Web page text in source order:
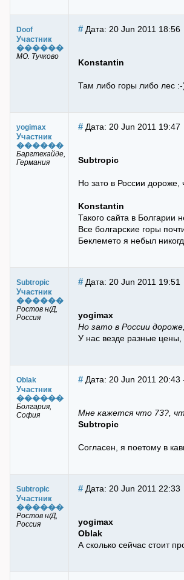
Doof
Участник
������
МО. Тучково
# Дата: 20 Jun 2011 18:56
Konstantin
Там либо горы либо лес
yogimax
Участник
������
Баргтехайде,
Германия
# Дата: 20 Jun 2011 19:47
Subtropic
Но зато в России дороже,
Konstantin
Такого сайта в Болгарии
Все болгарские горы
Беклемето я небыл
Subtropic
Участник
������
Ростов н/Д,
Россия
# Дата: 20 Jun 2011 19:51
yogimax
Но зато в России
У нас везде разные
Oblak
Участник
������
Болгария,
София
# Дата: 20 Jun 2011
Мне кажется что 73?,
Subtropic
Согласен, я поетому в
Subtropic
Участник
������
Ростов н/Д,
Россия
# Дата: 20 Jun 2011 22:33
yogimax
Oblak
А сколько сейчас стоит